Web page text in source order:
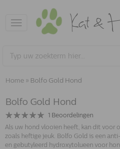
Toggle
navigation
Home » Bolfo Gold Hond
Bolfo Gold Hond
1 Beoordelingen
Als uw hond vlooien heeft, kan dit voor
zoals heftige jeuk. Bolfo Gold is een
en gebutyleerd hydroxytolueen voor